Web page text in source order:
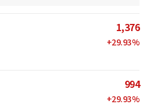
1,376
+29.93%
994
+29.93%